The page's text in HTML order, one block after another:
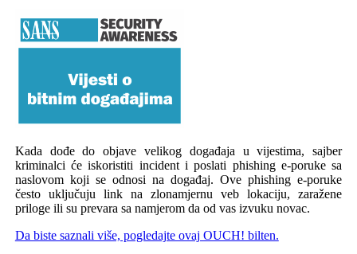
Kada dođe do objave velikog događaja u vijestima, sajber
kriminalci će iskoristiti incident i poslati phishing e-poruke sa
naslovom koji se odnosi na događaj. Ove phishing e-poruke
često uključuju link na zlonamjernu veb lokaciju, zaražene
priloge ili su prevara sa namjerom da od vas izvuku novac.
Da biste saznali više, pogledajte ovaj OUCH! bilten.